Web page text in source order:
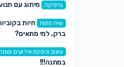
גרפיקה מיתוג עם
שיח פתוח
חיות
ברק, למי מתאים?
עיצוב והפקת אירועים
במתנה!!!